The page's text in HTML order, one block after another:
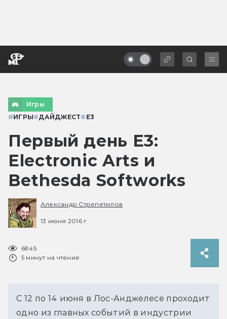
Игры
#ИГРЫ#ДАЙДЖЕСТ# E3
Первый день Е3:
Electronic Arts и
Bethesda Softworks
Александр Стрепетилов
13 июня 2016 г.
6845
5 минут на чтение
С 12 по 14 июня в Лос-Анджелесе проходит
одно из главных событий в индустрии